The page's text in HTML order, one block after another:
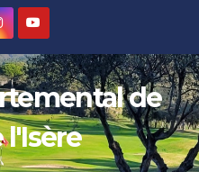
de
l'Isère